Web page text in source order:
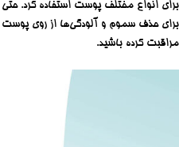
برای انواع مختلف پوست استفاده کرد.
برای حذف سموم و آلودگی‌ها از روی پوست
مراقبت کرده باشید.